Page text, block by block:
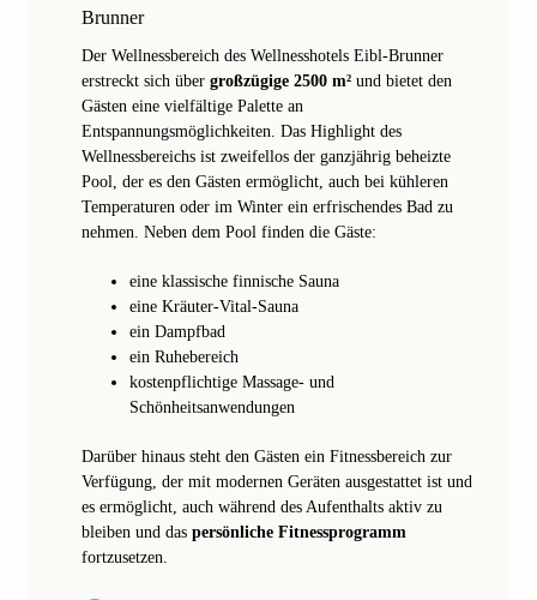
Brunner
Der Wellnessbereich des Wellnesshotels Eibl-Brunner
erstreckt sich über großzügige 2500 m² und bietet den
Gästen eine vielfältige Palette an
Entspannungsmöglichkeiten. Das Highlight des
Wellnessbereichs ist zweifellos der ganzjährig beheizte
Pool, der es den Gästen ermöglicht, auch bei kühleren
Temperaturen oder im Winter ein erfrischendes Bad zu
nehmen. Neben dem Pool finden die Gäste:
eine klassische finnische Sauna
eine Kräuter-Vital-Sauna
ein Dampfbad
ein Ruhebereich
kostenpflichtige Massage- und
Schönheitsanwendungen
Darüber hinaus steht den Gästen ein Fitnessbereich zur
Verfügung, der mit modernen Geräten ausgestattet ist und
es ermöglicht, auch während des Aufenthalts aktiv zu
bleiben und das persönliche Fitnessprogramm
fortzusetzen.